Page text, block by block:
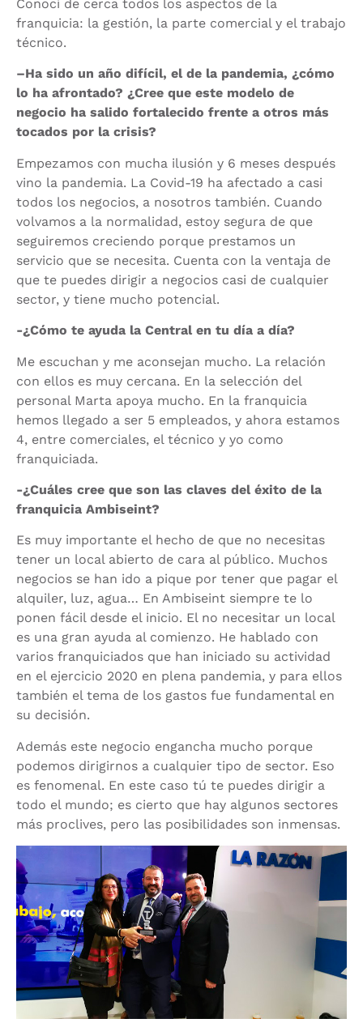
Conocí de cerca todos los aspectos de la
franquicia: la gestión, la parte comercial y el trabajo
técnico.
–Ha sido un año difícil, el de la pandemia, ¿cómo
lo ha afrontado? ¿Cree que este modelo de
negocio ha salido fortalecido frente a otros más
tocados por la crisis?
Empezamos con mucha ilusión y 6 meses después
vino la pandemia. La Covid-19 ha afectado a casi
todos los negocios, a nosotros también. Cuando
volvamos a la normalidad, estoy segura de que
seguiremos creciendo porque prestamos un
servicio que se necesita. Cuenta con la ventaja de
que te puedes dirigir a negocios casi de cualquier
sector, y tiene mucho potencial.
-¿Cómo te ayuda la Central en tu día a día?
Me escuchan y me aconsejan mucho. La relación
con ellos es muy cercana. En la selección del
personal Marta apoya mucho. En la franquicia
hemos llegado a ser 5 empleados, y ahora estamos
4, entre comerciales, el técnico y yo como
franquiciada.
-¿Cuáles cree que son las claves del éxito de la
franquicia Ambiseint?
Es muy importante el hecho de que no necesitas
tener un local abierto de cara al público. Muchos
negocios se han ido a pique por tener que pagar el
alquiler, luz, agua… En Ambiseint siempre te lo
ponen fácil desde el inicio. El no necesitar un local
es una gran ayuda al comienzo. He hablado con
varios franquiciados que han iniciado su actividad
en el ejercicio 2020 en plena pandemia, y para ellos
también el tema de los gastos fue fundamental en
su decisión.
Además este negocio engancha mucho porque
podemos dirigirnos a cualquier tipo de sector. Eso
es fenomenal. En este caso tú te puedes dirigir a
todo el mundo; es cierto que hay algunos sectores
más proclives, pero las posibilidades son inmensas.